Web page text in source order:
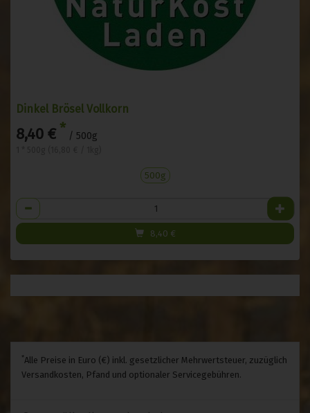
Dinkel Brösel Vollkorn
8,40 € * / 500g
500g
Anzahl
8,40 €
*Alle Preise in Euro (€) inkl. gesetzlicher Mehrwertsteuer, zuzüglich
Versandkosten, Pfand und optionaler Servicegebühren.